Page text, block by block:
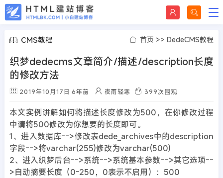
CMS教程 首页 >>DedeCMS教程
织梦dedecms文章简介/描述/description长度
的修改方法
2019年10月17日 6年前 夜雨轻寒 399次围观
本文实例讲解如何将描述长度修改为500，在你修改过程
中请将500修改为你想要的长度即可。
1、进入数据库-->修改表dede_archives中的description
字段-->将varchar(255)修改为varchar(500)
2、进入织梦后台-->系统-->系统基本参数-->其它选项--
>自动摘要长度（0-250，0表示不启用）：500